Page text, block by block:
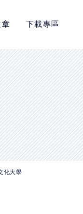
下載專區
化大學